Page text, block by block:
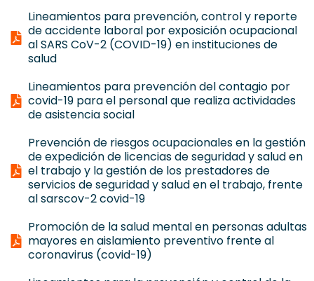
Lineamientos para prevención, control y reporte
de accidente laboral por exposición ocupacional
al SARS CoV-2 (COVID-19) en instituciones de
salud
Lineamientos para prevención del contagio por
covid-19 para el personal que realiza actividades
de asistencia social
Prevención de riesgos ocupacionales en la gestión
de expedición de licencias de seguridad y salud en
el trabajo y la gestión de los prestadores de
servicios de seguridad y salud en el trabajo, frente
al sarscov-2 covid-19
Promoción de la salud mental en personas adultas
mayores en aislamiento preventivo frente al
coronavirus (covid-19)